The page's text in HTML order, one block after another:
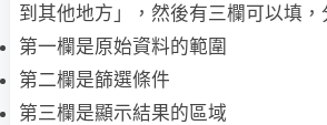
到其他地方」，然後有三欄可以填，
第一欄是原始資料的範圍
第二欄是篩選條件
第三欄是顯示結果的區域